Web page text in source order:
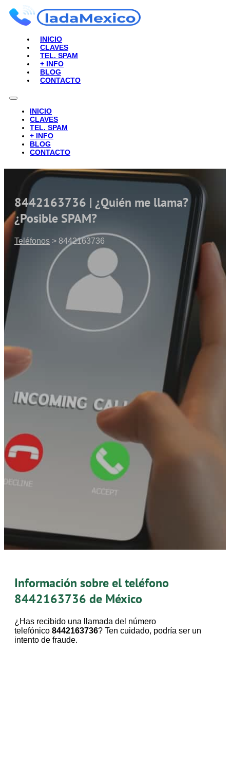
INICIO
CLAVES
TEL. SPAM
+ INFO
BLOG
CONTACTO
INICIO
CLAVES
TEL. SPAM
+ INFO
BLOG
CONTACTO
8442163736 | ¿Quién me llama?
¿Posible SPAM?
Teléfonos > 8442163736
Información sobre el teléfono
8442163736 de México
¿Has recibido una llamada del número
telefónico 8442163736? Ten cuidado, podría ser un
intento de fraude.